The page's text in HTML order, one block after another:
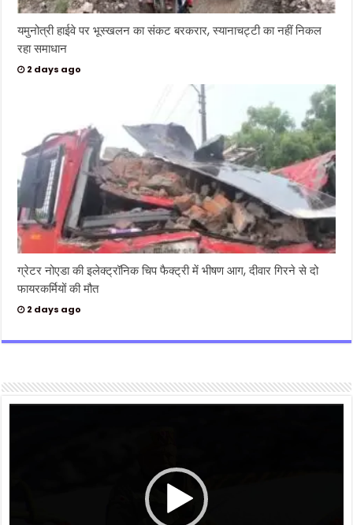
यमुनोत्री हाईवे पर भूस्खलन का संकट बरकरार, स्यानाचट्टी का नहीं निकल
रहा समाधान
2 days ago
ग्रेटर नोएडा की इलेक्ट्रॉनिक चिप फैक्ट्री में भीषण आग, दीवार गिरने से दो
फायरकर्मियों की मौत
2 days ago
Video